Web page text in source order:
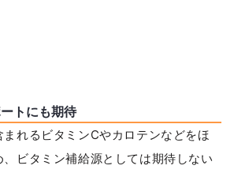
トにも期待
れるビタミンCやカロテンなどをほ
ビタミン補給源としては期待しない